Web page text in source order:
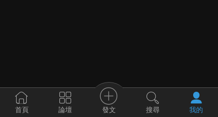
首頁 論壇 發文 搜尋 我的